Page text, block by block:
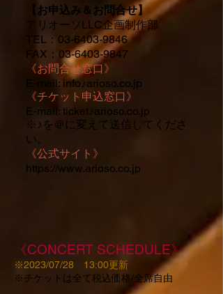
【お申込み＆お問合せ】
アリオーソLLC企画制作部
TEL：03-6403-9846
FAX：03-6403-9847
《お問合せ窓口》
E-mail: info♪arioso.co.jp
《チケット申込窓口》
E-mail: ticket♪arioso.co.jp
​※♪を＠に変えて送信してくださ
い。
《公式サイト》
https://www.arioso.co.jp
《CONCERT SCHEDULE》
​※2023/07/28 13:00更新
※チケットは全て税込価格/全席自由